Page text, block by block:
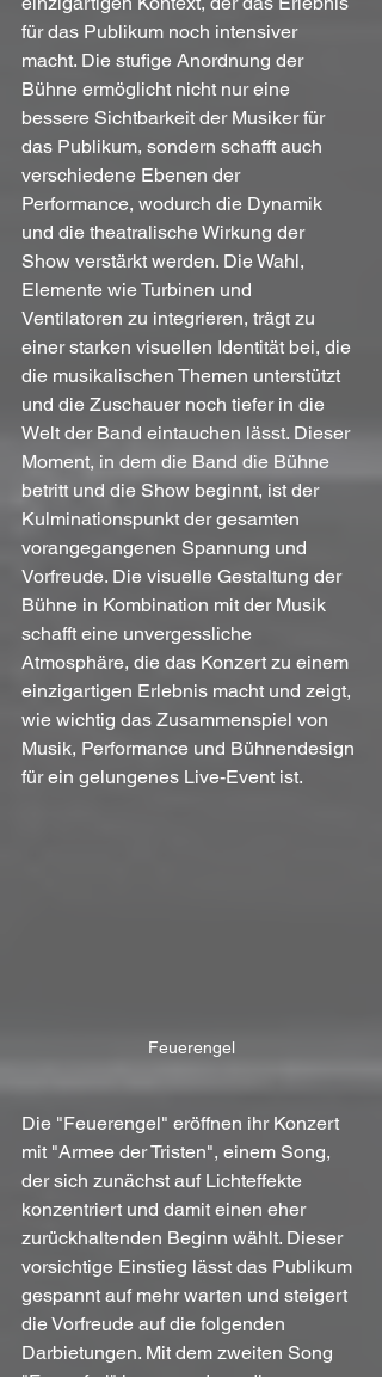
für das Publikum noch intensiver
macht. Die stufige Anordnung der
Bühne ermöglicht nicht nur eine
bessere Sichtbarkeit der Musiker für
das Publikum, sondern schafft auch
verschiedene Ebenen der
Performance, wodurch die Dynamik
und die theatralische Wirkung der
Show verstärkt werden. Die Wahl,
Elemente wie Turbinen und
Ventilatoren zu integrieren, trägt zu
einer starken visuellen Identität bei, die
die musikalischen Themen unterstützt
und die Zuschauer noch tiefer in die
Welt der Band eintauchen lässt. Dieser
Moment, in dem die Band die Bühne
betritt und die Show beginnt, ist der
Kulminationspunkt der gesamten
vorangegangenen Spannung und
Vorfreude. Die visuelle Gestaltung der
Bühne in Kombination mit der Musik
schafft eine unvergessliche
Atmosphäre, die das Konzert zu einem
einzigartigen Erlebnis macht und zeigt,
wie wichtig das Zusammenspiel von
Musik, Performance und Bühnendesign
für ein gelungenes Live-Event ist.
Feuerengel
Die "Feuerengel" eröffnen ihr Konzert
mit "Armee der Tristen", einem Song,
der sich zunächst auf Lichteffekte
konzentriert und damit einen eher
zurückhaltenden Beginn wählt. Dieser
vorsichtige Einstieg lässt das Publikum
gespannt auf mehr warten und steigert
die Vorfreude auf die folgenden
Darbietungen. Mit dem zweiten Song